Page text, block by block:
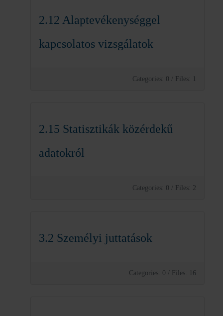
2.12 Alaptevékenységgel
kapcsolatos vizsgálatok
Categories: 0 / Files: 1
2.15 Statisztikák közérdekű
adatokról
Categories: 0 / Files: 2
3.2 Személyi juttatások
Categories: 0 / Files: 16